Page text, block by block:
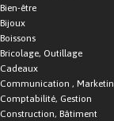
Bien-être
Bijoux
Boissons
Bricolage, Outillage
Cadeaux
Communication ,
Comptabilité, Gestion
Construction, Bâtiment